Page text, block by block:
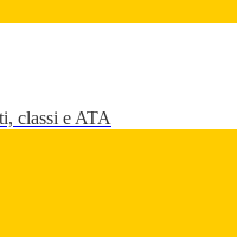
classi e ATA